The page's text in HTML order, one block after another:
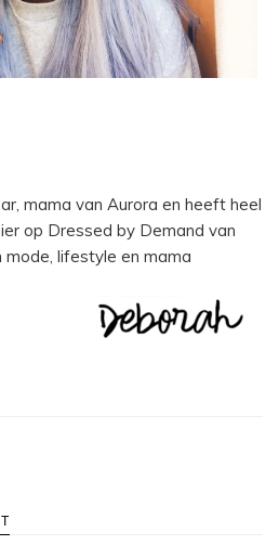
mama van Aurora en heeft heel
op Dressed by Demand van
lifestyle en mama